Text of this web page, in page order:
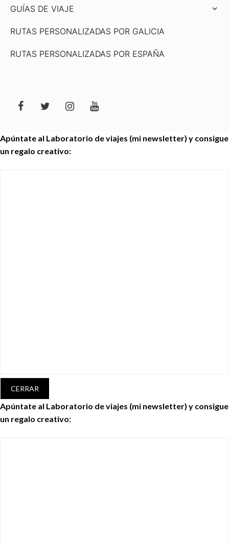
GUÍAS DE VIAJE
RUTAS PERSONALIZADAS POR GALICIA
RUTAS PERSONALIZADAS POR ESPAÑA
Apúntate al Laboratorio de viajes (mi newsletter) y consigue
un regalo creativo:
CERRAR
Apúntate al Laboratorio de viajes (mi newsletter) y consigue
un regalo creativo: